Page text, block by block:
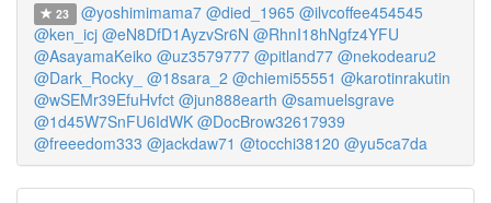
23 @yoshimimama7 @died_1965 @ilvcoffee454545
@ken_icj @eN8DfD1AyzvSr6N @RhnI18hNgfz4YFU
@AsayamaKeiko @uz3579777 @pitland77 @nekodearu2
@Dark_Rocky_ @18sara_2 @chiemi55551 @karotinrakutin
@wSEMr39EfuHvfct @jun888earth @samuelsgrave
@1d45W7SnFU6IdWK @DocBrow32617939
@freeedom333 @jackdaw71 @tocchi38120 @yu5ca7da